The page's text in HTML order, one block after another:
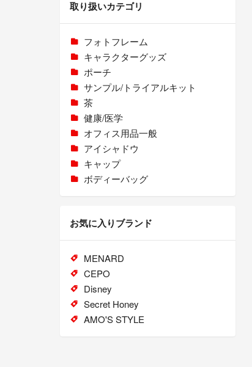
取り扱いカテゴリ
フォトフレーム
キャラクターグッズ
ポーチ
サンプル/トライアルキット
茶
健康/医学
オフィス用品一般
アイシャドウ
キャップ
ボディーバッグ
お気に入りブランド
MENARD
CEPO
Disney
Secret Honey
AMO'S STYLE